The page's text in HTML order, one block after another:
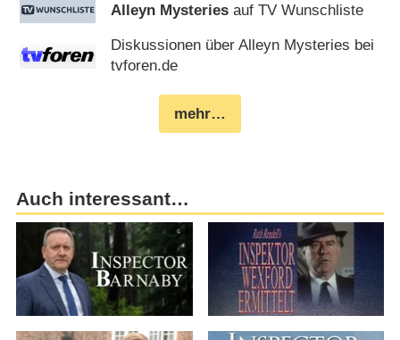
Alleyn Mysteries auf TV Wunschliste
Diskussionen über Alleyn Mysteries bei
tvforen.de
mehr…
Auch interessant…